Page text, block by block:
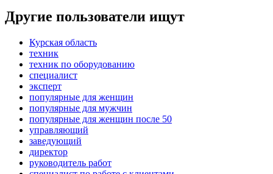
Другие пользователи ищут
Курская область
техник
техник по оборудованию
специалист
эксперт
популярные для женщин
популярные для мужчин
популярные для женщин после 50
управляющий
заведующий
директор
руководитель работ